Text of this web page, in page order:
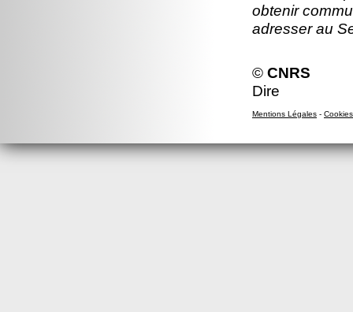
obtenir
adresser au
© CNRS
Dire
Mentions Légales - Cookies